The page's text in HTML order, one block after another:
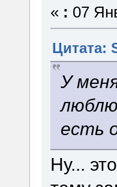
« : 07
Цитата:
У
есть
Ну...